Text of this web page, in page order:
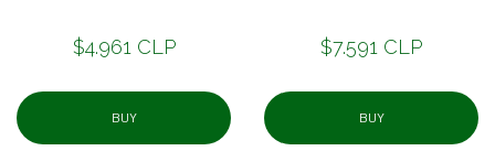
$4.961 CLP
BUY
$7.591 CLP
BUY